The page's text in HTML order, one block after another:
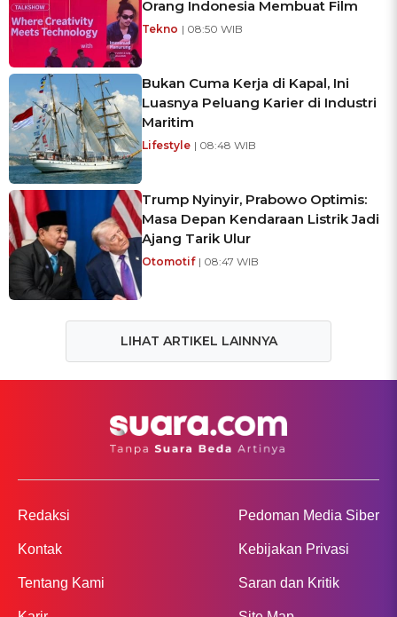
Orang Indonesia Membuat Film
Tekno | 08:50 WIB
Bukan Cuma Kerja di Kapal, Ini
Luasnya Peluang Karier di Industri
Maritim
Lifestyle | 08:48 WIB
Trump Nyinyir, Prabowo Optimis:
Masa Depan Kendaraan Listrik Jadi
Ajang Tarik Ulur
Otomotif | 08:47 WIB
LIHAT ARTIKEL LAINNYA
Redaksi
Kontak
Tentang Kami
Pedoman Media Siber
Kebijakan Privasi
Saran dan Kritik